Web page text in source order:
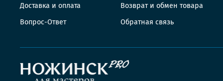
Доставка и оплата
Вопрос-Ответ
Возврат и обмен товара
Обратная связь